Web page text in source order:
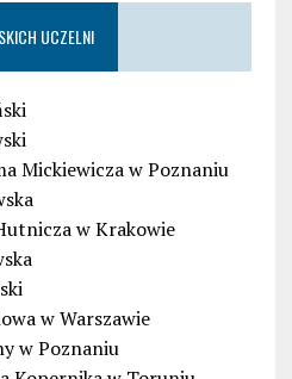
UCZELNI
Mickiewicza w Poznaniu
w Krakowie
w Warszawie
w Poznaniu